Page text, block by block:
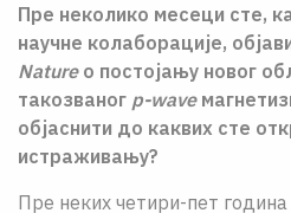
Пре неколико месеци сте,
научне колаборације,
Natureо постојању новог
такозваног p-wave
објаснити до каквих сте
истраживању?
Пре неких четири-пет